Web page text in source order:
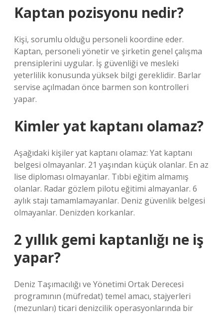
Kaptan pozisyonu nedir?
Kişi, sorumlu olduğu personeli koordine eder.
Kaptan, personeli yönetir ve şirketin genel çalışma
prensiplerini uygular. İş güvenliği ve mesleki
yeterlilik konusunda yüksek bilgi gereklidir. Barlar
servise açılmadan önce barmen son kontrolleri
yapar.
Kimler yat kaptanı olamaz?
Aşağıdaki kişiler yat kaptanı olamaz: Yat kaptanı
belgesi olmayanlar. 21 yaşından küçük olanlar. En az
lise diploması olmayanlar. Tıbbi eğitim almamış
olanlar. Radar gözlem pilotu eğitimi almayanlar. 6
aylık stajı tamamlamayanlar. Deniz güvenlik belgesi
olmayanlar. Denizden korkanlar.
2 yıllık gemi kaptanlığı ne iş
yapar?
Deniz Taşımacılığı ve Yönetimi Ortak Derecesi
programının (müfredat) temel amacı, stajyerleri
(mezunları) ticari denizcilik operasyonlarında bir